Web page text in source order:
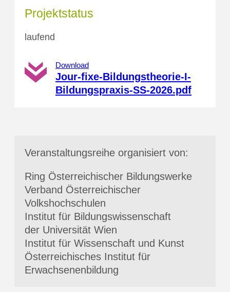
Projektstatus
laufend
Download
Jour-fixe-Bildungstheorie-I-
Bildungspraxis-SS-2026.pdf
Veranstaltungsreihe organisiert von:
Ring Österreichischer Bildungswerke
Verband Österreichischer
Volkshochschulen
Institut für Bildungswissenschaft
der Universität Wien
Institut für Wissenschaft und Kunst
Österreichisches Institut für
Erwachsenenbildung